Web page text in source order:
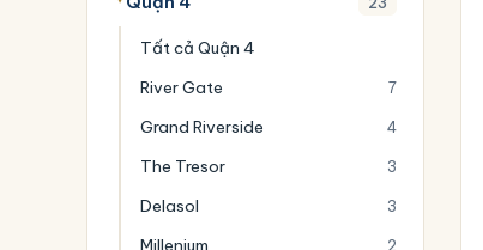
Tất cả Quận 4
River Gate
7
Grand Riverside 4
The Tresor 3
Delasol 3
Millenium 2